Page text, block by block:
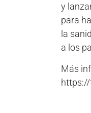
y
para
la
a los
Más